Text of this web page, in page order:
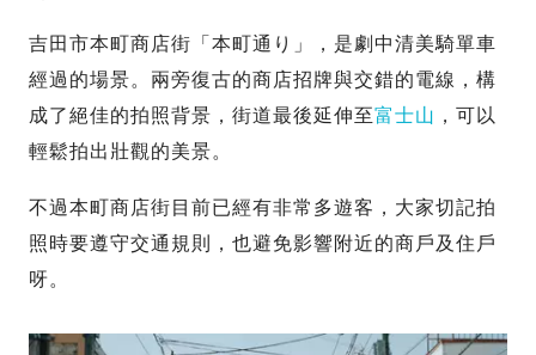
吉田市本町商店街「本町通り」，是劇中清美騎單車
經過的場景。兩旁復古的商店招牌與交錯的電線，構
成了絕佳的拍照背景，街道最後延伸至富士山 ，可以
輕鬆拍出壯觀的美景。
不過本町商店街目前已經有非常多遊客，大家切記拍
照時要遵守交通規則，也避免影響附近的商戶及住戶
呀。